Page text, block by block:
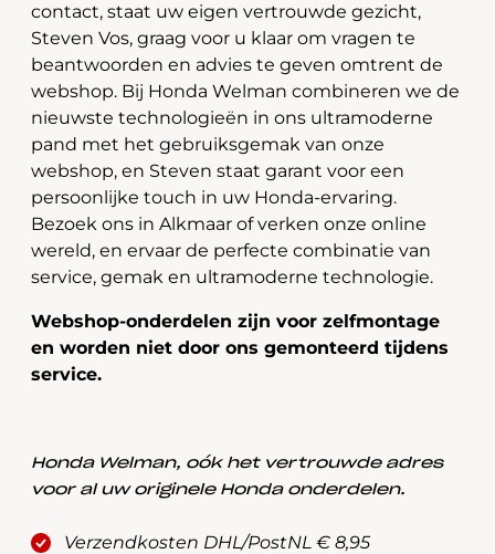
contact, staat uw eigen vertrouwde gezicht,
Steven Vos, graag voor u klaar om vragen te
beantwoorden en advies te geven omtrent de
webshop. Bij Honda Welman combineren we de
nieuwste technologieën in ons ultramoderne
pand met het gebruiksgemak van onze
webshop, en Steven staat garant voor een
persoonlijke touch in uw Honda-ervaring.
Bezoek ons in Alkmaar of verken onze online
wereld, en ervaar de perfecte combinatie van
service, gemak en ultramoderne technologie.
Webshop-onderdelen zijn voor zelfmontage
en worden niet door ons gemonteerd tijdens
service.
Honda Welman, oók het vertrouwde adres
voor al uw originele Honda onderdelen.
Verzendkosten DHL/PostNL € 8,95